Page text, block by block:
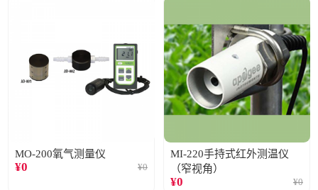
MO-200氧气测量仪
¥0 ¥0
MI-220手持式红外测温仪
（窄视角）
¥0 ¥0